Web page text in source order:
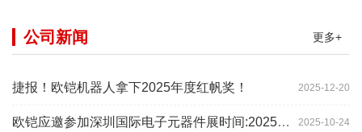
更多+
公司新闻
2025-12-20
捷报！欧铠机器人拿下2025年度红帆奖！
2025-10-24
欧铠应邀参加深圳国际电子元器件展时间:2025年10月28-